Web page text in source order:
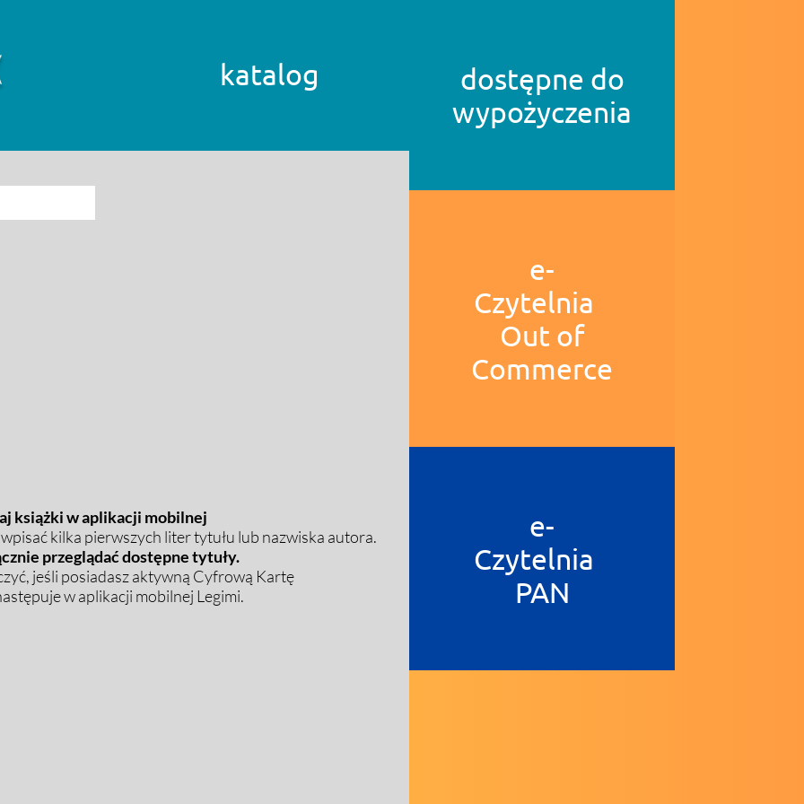
katalog
książki w aplikacji mobilnej
kilka pierwszych liter tytułu lub nazwiska autora.
przeglądać dostępne tytuły.
jeśli posiadasz aktywną Cyfrową Kartę
w aplikacji mobilnej Legimi.
dostępne do
wypożyczenia
e-
Czytelnia
Out of
Commerce
e-
Czytelnia
PAN